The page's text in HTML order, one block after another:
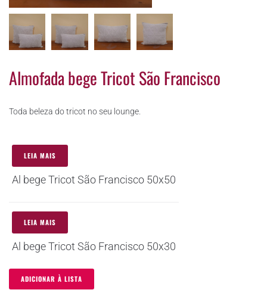
Almofada bege Tricot São Francisco
Toda beleza do tricot no seu lounge.
LEIA MAIS
Al bege Tricot São Francisco 50x50
LEIA MAIS
Al bege Tricot São Francisco 50x30
ADICIONAR À LISTA